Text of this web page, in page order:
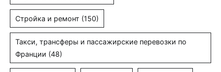
Стройка и ремонт (150)
Такси, трансферы и пассажирские перевозки по
Франции (48)